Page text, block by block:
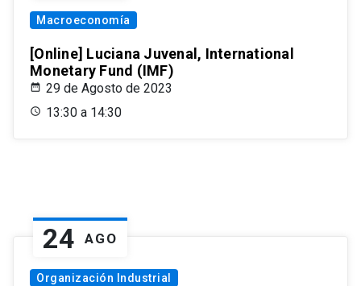
Macroeconomía
[Online] Luciana Juvenal, International
Monetary Fund (IMF)
29 de Agosto de 2023
13:30 a 14:30
24 AGO
Organización Industrial